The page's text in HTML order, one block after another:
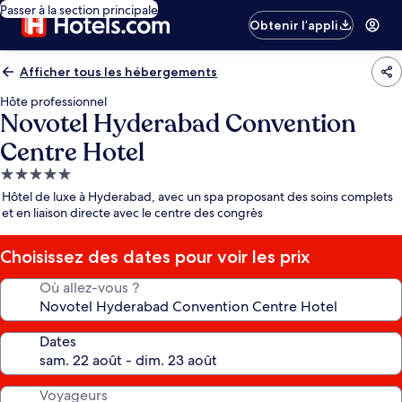
Passer à la section principale
Obtenir l’appli
Afficher tous les hébergements
Hôte professionnel
Novotel Hyderabad Convention
Centre Hotel
Hébergement
5.0 étoiles
Hôtel de luxe à Hyderabad, avec un spa proposant des soins complets
et en liaison directe avec le centre des congrès
Choisissez des dates pour voir les prix
Où allez-vous ?
Dates
Voyageurs